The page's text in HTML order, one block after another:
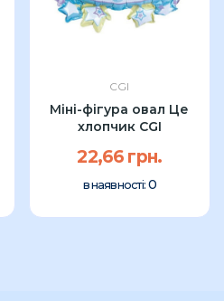
CGI
Міні-фігура овал Це
хлопчик CGI
22,66 грн.
в наявності: 0